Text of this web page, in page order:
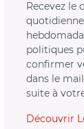
Recevez le
politiques
confirmer
dans le
suite à
Découvrir